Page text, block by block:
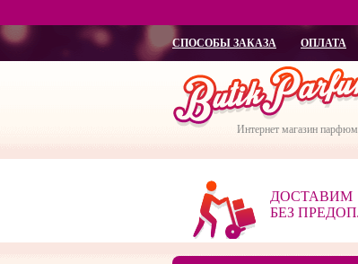
СПОСОБЫ ЗАКАЗА ОПЛАТА
Интернет магазин
ДОСТАВИМ
БЕЗ